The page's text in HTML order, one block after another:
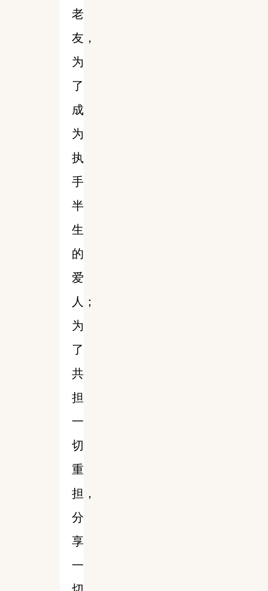
老
友，
为
了
成
为
执
手
半
生
的
爱
人；
为
了
共
担
一
切
重
担，
分
享
一